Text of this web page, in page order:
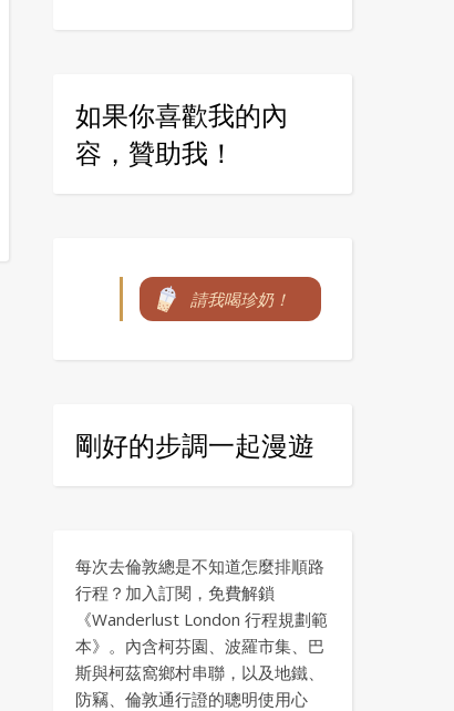
如果你喜歡我的內
容，贊助我！
請我喝珍奶！
剛好的步調一起漫遊
每次去倫敦總是不知道怎麼排順路
行程？加入訂閱，免費解鎖
《Wanderlust London 行程規劃範
本》。內含柯芬園、波羅市集、巴
斯與柯茲窩鄉村串聯，以及地鐵、
防竊、倫敦通行證的聰明使用心